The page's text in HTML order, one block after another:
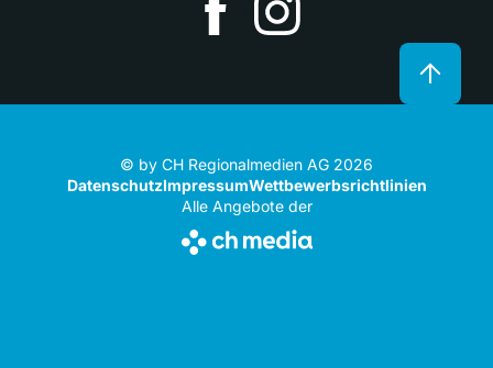
© by CH Regionalmedien AG 2026
DatenschutzImpressumWettbewerbsrichtlinien
Alle Angebote der